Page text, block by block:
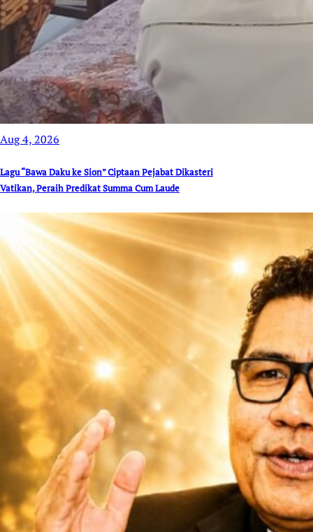
Aug 4, 2026
Lagu “Bawa Daku ke Sion” Ciptaan Pejabat Dikasteri
Vatikan, Peraih Predikat Summa Cum Laude